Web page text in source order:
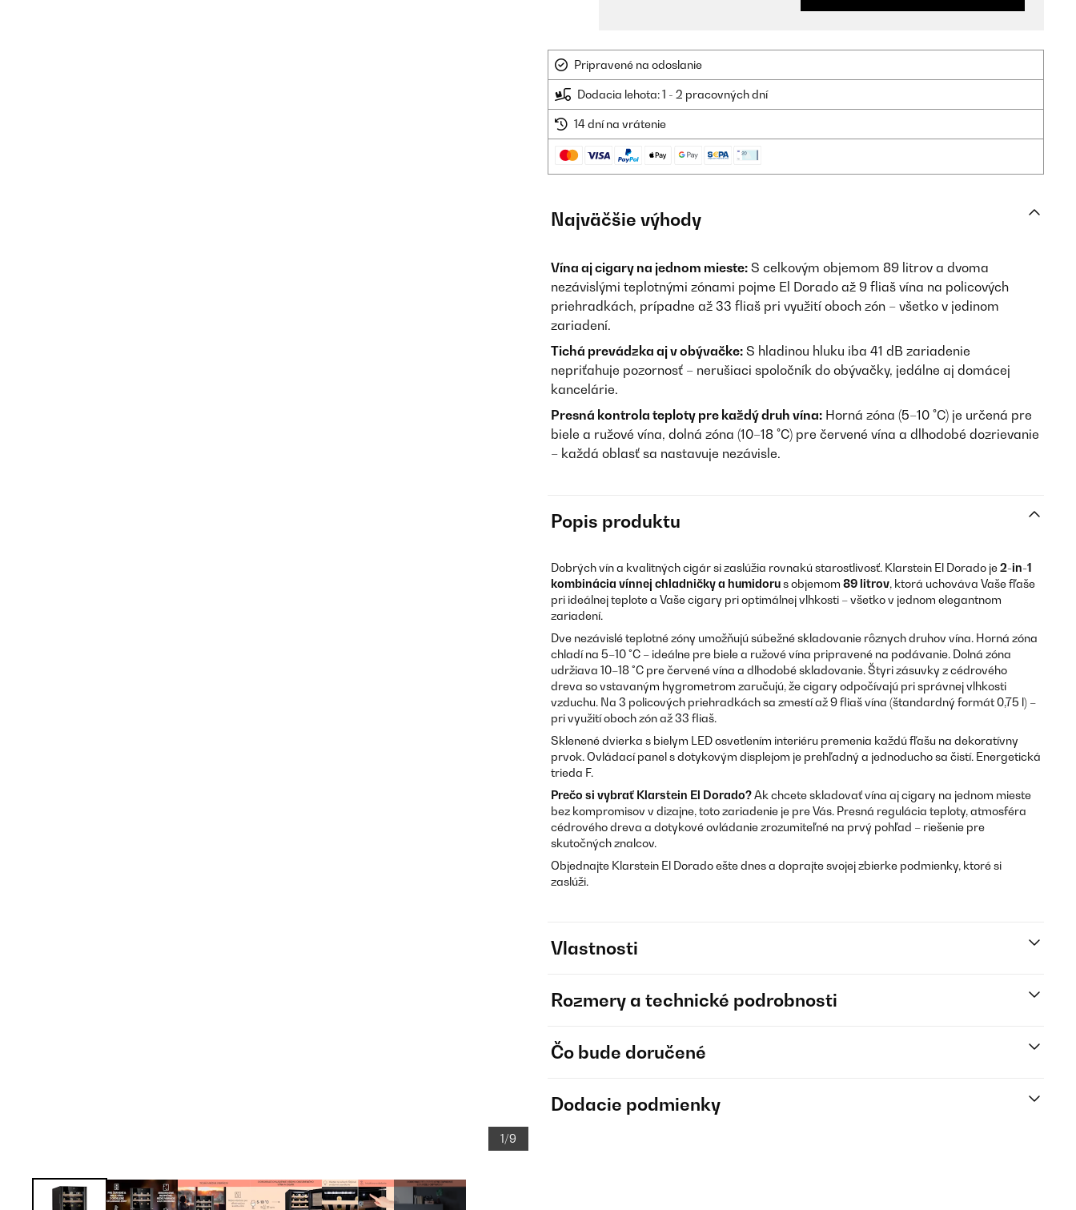
1/9
Pripravené na odoslanie
Dodacia lehota: 1 - 2 pracovných dní
14 dní na vrátenie
Najväčšie výhody
Vína aj cigary na jednom mieste: S celkovým objemom 89 litrov a dvoma
nezávislými teplotnými zónami pojme El Dorado až 9 fliaš vína na policových
priehradkách, prípadne až 33 fliaš pri využití oboch zón – všetko v jedinom
zariadení.
Tichá prevádzka aj v obývačke: S hladinou hluku iba 41 dB zariadenie
nepriťahuje pozornosť – nerušiaci spoločník do obývačky, jedálne aj domácej
kancelárie.
Presná kontrola teploty pre každý druh vína: Horná zóna (5–10 °C) je určená pre
biele a ružové vína, dolná zóna (10–18 °C) pre červené vína a dlhodobé dozrievanie
– každá oblasť sa nastavuje nezávisle.
Popis produktu
Dobrých vín a kvalitných cigár si zaslúžia rovnakú starostlivosť. Klarstein El Dorado je2-in-1
kombinácia vínnej chladničky a humidorus objemom 89 litrov, ktorá uchováva Vaše fľaše
pri ideálnej teplote a Vaše cigary pri optimálnej vlhkosti – všetko v jednom elegantnom
zariadení.
Dve nezávislé teplotné zóny umožňujú súbežné skladovanie rôznych druhov vína. Horná zóna
chladí na 5–10 °C – ideálne pre biele a ružové vína pripravené na podávanie. Dolná zóna
udržiava 10–18 °C pre červené vína a dlhodobé skladovanie. Štyri zásuvky z cédrového
dreva so vstavaným hygrometrom zaručujú, že cigary odpočívajú pri správnej vlhkosti
vzduchu. Na 3 policových priehradkách sa zmestí až 9 fliaš vína (štandardný formát 0,75 l) –
pri využití oboch zón až 33 fliaš.
Sklenené dvierka s bielym LED osvetlením interiéru premenia každú fľašu na dekoratívny
prvok. Ovládací panel s dotykovým displejom je prehľadný a jednoducho sa čistí. Energetická
trieda F.
Prečo si vybrať Klarstein El Dorado?Ak chcete skladovať vína aj cigary na jednom mieste
bez kompromisov v dizajne, toto zariadenie je pre Vás. Presná regulácia teploty, atmosféra
cédrového dreva a dotykové ovládanie zrozumiteľné na prvý pohľad – riešenie pre
skutočných znalcov.
Objednajte Klarstein El Dorado ešte dnes a doprajte svojej zbierke podmienky, ktoré si
zaslúži.
Vlastnosti
Rozmery a technické podrobnosti
Čo bude doručené
Dodacie podmienky